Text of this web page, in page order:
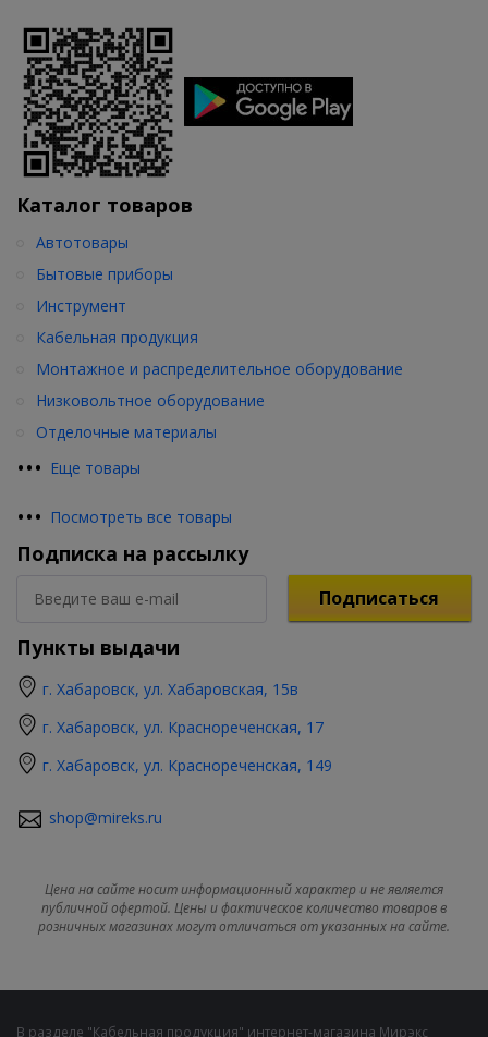
Каталог товаров
••• Еще товары
Автотовары
Бытовые приборы
Инструмент
Кабельная продукция
Монтажное и распределительное оборудование
Низковольтное оборудование
Отделочные материалы
••• Посмотреть все товары
Подписка на рассылку
Подписаться
Пункты выдачи
г. Хабаровск, ул. Хабаровская, 15в
г. Хабаровск, ул. Краснореченская, 17
г. Хабаровск, ул. Краснореченская, 149
shop@mireks.ru
Цена на сайте носит информационный характер и не является
публичной офертой. Цены и фактическое количество товаров в
розничных магазинах могут отличаться от указанных на сайте.
В разделе "Кабельная продукция" интернет-магазина Мирэкс